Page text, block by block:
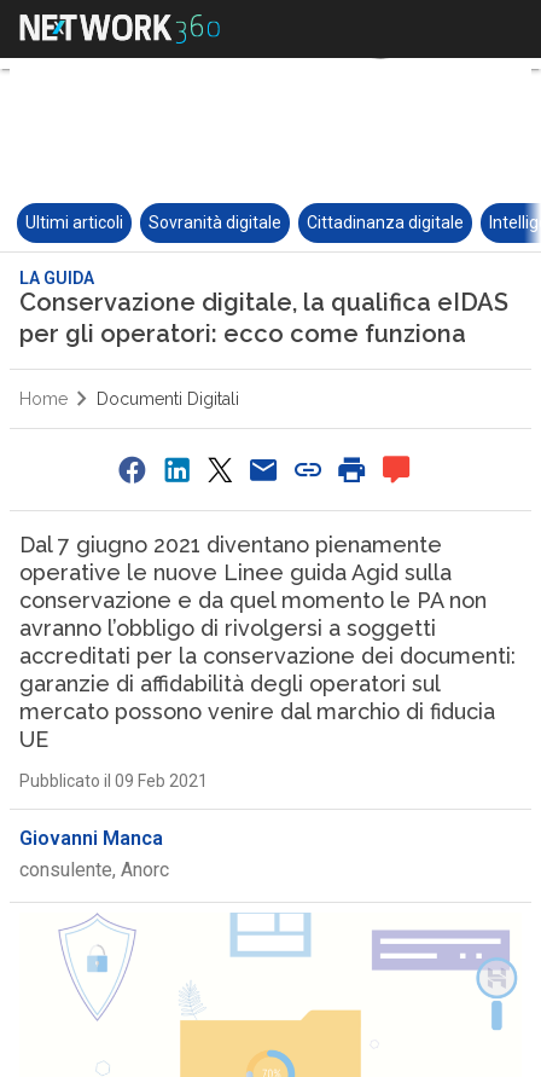
Ultimi articoli Sovranità digitale Cittadinanza digitale
LA GUIDA
Conservazione digitale, la qualifica eIDAS
per gli operatori: ecco come funziona
Home Documenti Digitali
Dal 7 giugno 2021 diventano pienamente
operative le nuove Linee guida Agid sulla
conservazione e da quel momento le PA non
avranno l’obbligo di rivolgersi a soggetti
accreditati per la conservazione dei documenti:
garanzie di affidabilità degli operatori sul
mercato possono venire dal marchio di fiducia
UE
Pubblicato il 09 Feb 2021
Giovanni Manca
consulente, Anorc